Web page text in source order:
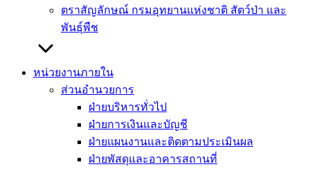
ตราสัญลักษณ์ กรมอุทยานแห่งชาติ สัตว์ป่า และ
พันธุ์พืช
หน่วยงานภายใน
ส่วนอำนวยการ
ฝ่ายบริหารทั่วไป
ฝ่ายการเงินและบัญชี
ฝ่ายแผนงานและติดตามประเมินผล
ฝ่ายพัสดุและอาคารสถานที่